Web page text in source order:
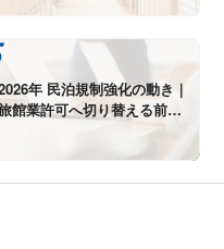
年 民泊規制強化の動き｜
館業許可へ切り替える前に
必要な建築基準法チェック